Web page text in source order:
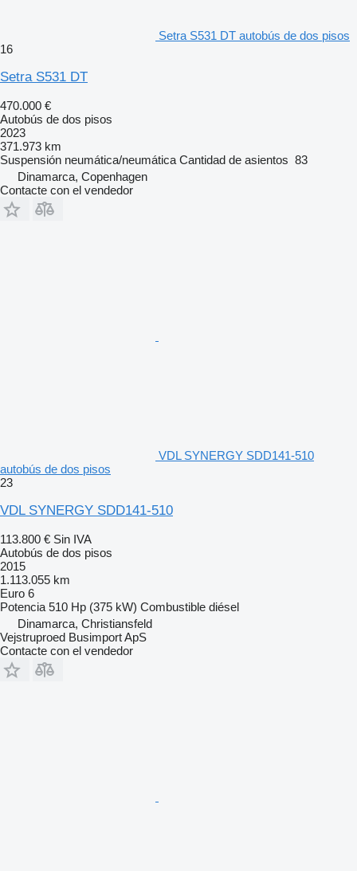
Setra S531 DT autobús de dos pisos
16
Setra S531 DT
470.000 €
Autobús de dos pisos
2023
371.973 km
Suspensión neumática/neumática Cantidad de asientos 83
Dinamarca, Copenhagen
Contacte con el vendedor
VDL SYNERGY SDD141-510
autobús de dos pisos
23
VDL SYNERGY SDD141-510
113.800 € Sin IVA
Autobús de dos pisos
2015
1.113.055 km
Euro 6
Potencia 510 Hp (375 kW) Combustible diésel
Dinamarca, Christiansfeld
Vejstruproed Busimport ApS
Contacte con el vendedor